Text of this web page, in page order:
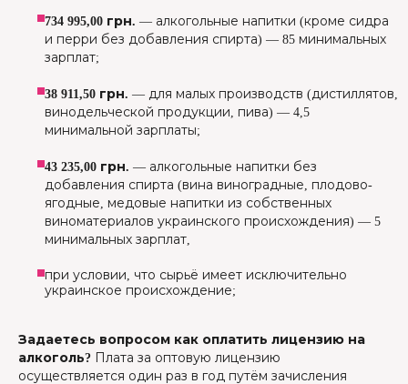
734 995,00 грн. — алкогольные напитки (кроме сидра
и перри без добавления спирта) — 85 минимальных
зарплат;
38 911,50 грн. — для малых производств (дистиллятов,
винодельческой продукции, пива) — 4,5
минимальной зарплаты;
43 235,00 грн. — алкогольные напитки без
добавления спирта (вина виноградные, плодово-
ягодные, медовые напитки из собственных
виноматериалов украинского происхождения) — 5
минимальных зарплат,
при условии, что сырьё имеет исключительно
украинское происхождение;
Задаетесь вопросом как оплатить лицензию на
алкоголь? Плата за оптовую лицензию
осуществляется один раз в год путём зачисления